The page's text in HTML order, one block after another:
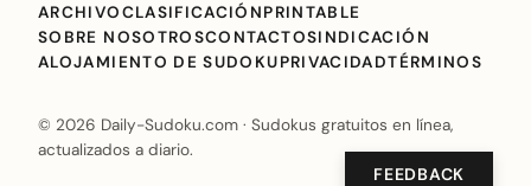
ARCHIVOCLASIFICACIÓNPRINTABLE
SOBRE NOSOTROSCONTACTOSINDICACIÓN
ALOJAMIENTO DE SUDOKUPRIVACIDADTÉRMINOS
© 2026 Daily-Sudoku.com · Sudokus gratuitos en línea,
actualizados a diario.
FEEDBACK